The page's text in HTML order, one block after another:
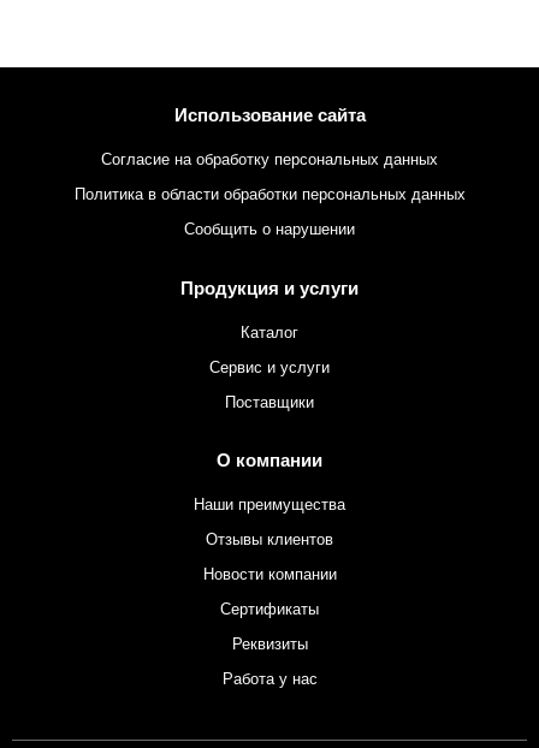
Использование сайта
Согласие на обработку персональных данных
Политика в области обработки персональных данных
Сообщить о нарушении
Продукция и услуги
Каталог
Сервис и услуги
Поставщики
О компании
Наши преимущества
Отзывы клиентов
Новости компании
Сертификаты
Реквизиты
Работа у нас